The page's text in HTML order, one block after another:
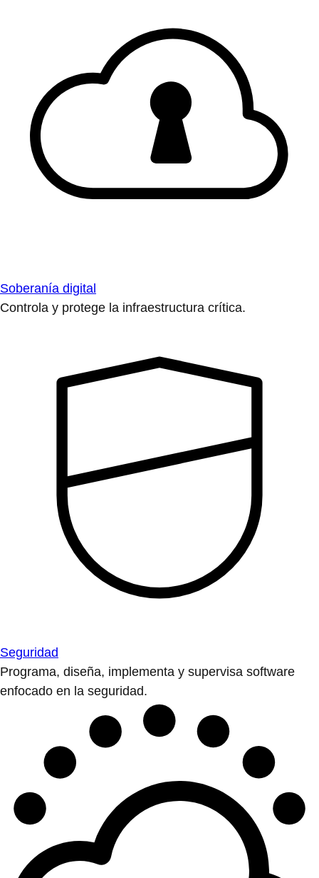
Soberanía digital
Controla y protege la infraestructura crítica.
Seguridad
Programa, diseña, implementa y supervisa software
enfocado en la seguridad.